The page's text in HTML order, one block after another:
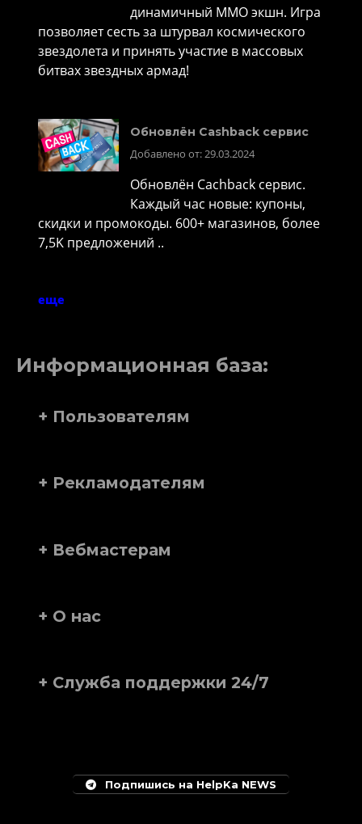
динамичный MMO экшн. Игра
позволяет сесть за штурвал космического
звездолета и принять участие в массовых
битвах звездных армад!
Обновлён Cashback сервис
Добавлено от: 29.03.2024
Обновлён Cachback сервис.
Каждый час новые: купоны,
скидки и промокоды. 600+ магазинов, более
7,5K предложений ..
еще
Информационная база:
+ Пользователям
+ Рекламодателям
+ Вебмастерам
+ О нас
+ Служба поддержки 24/7
Подпишись на HelpKa NEWS